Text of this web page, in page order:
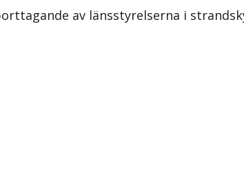
av länsstyrelserna i